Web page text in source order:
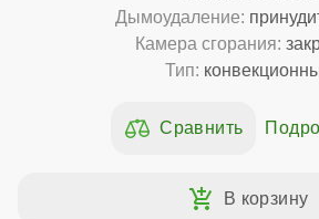
Дымоудаление:
Камера сгорания:
Тип: